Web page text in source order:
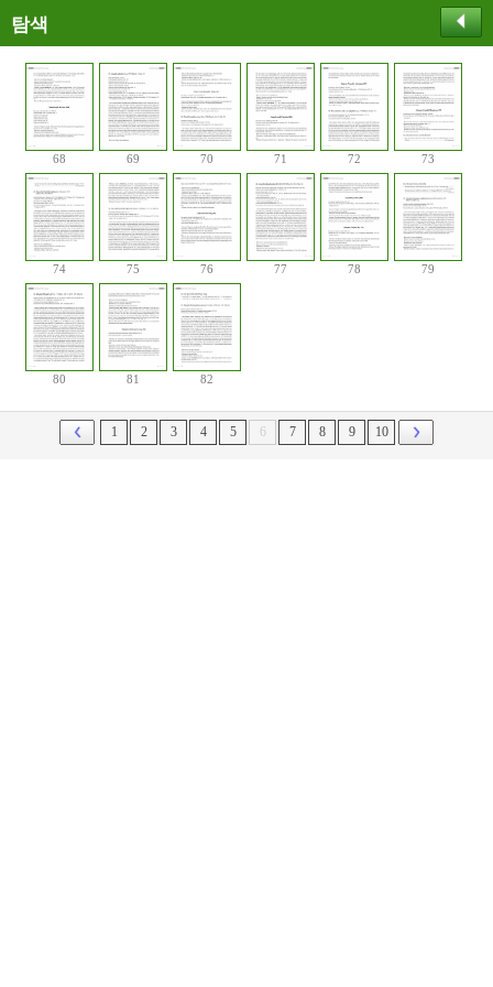
탐색
68 69 70 71 72 73
74 75 76 77 78 79
80 81 82
1 2 3 4 5 6 7 8 9 10